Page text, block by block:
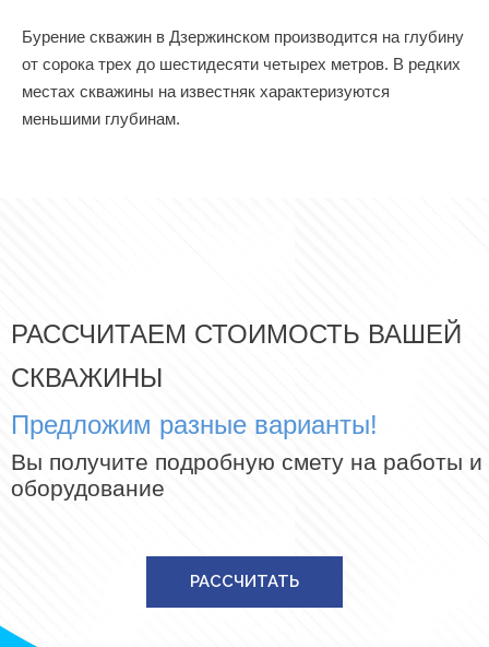
Бурение скважин в Дзержинском производится на глубину
от сорока трех до шестидесяти четырех метров. В редких
местах скважины на известняк характеризуются
меньшими глубинам.
РАССЧИТАЕМ СТОИМОСТЬ ВАШЕЙ
СКВАЖИНЫ
Предложим разные варианты!
Вы получите подробную смету на работы и
оборудование
РАССЧИТАТЬ